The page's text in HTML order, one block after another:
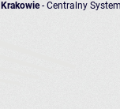
- Centralny